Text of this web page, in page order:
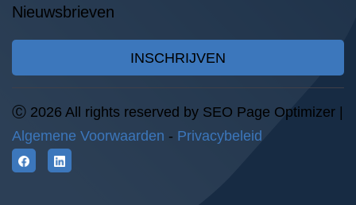
Nieuwsbrieven
INSCHRIJVEN
Ⓒ 2026 All rights reserved by SEO Page Optimizer |
Algemene Voorwaarden - Privacybeleid